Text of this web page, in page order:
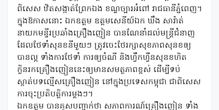
ពិសេស ឋិតសង្កាត់ព្រែកឯង ខណ្ឌច្បារអំពៅ រាជធានីភ្នំពេញ។
ក្នុងឱកាសនោះ ឯកឧត្តម ឧត្តមសេនីយ៍ឯក ឃឹង សារ៉ាត់
នាយកមន្ទីរប្រឆាំងគ្រឿងញៀន បានណែនាំដល់មន្រ្តីជំនាញ
ដែលថែទាំសុនខនីមួយៗ ត្រូវចេះថែរក្សាសុខភាពសុនខឲ្យ
បានល្អ ទាំងការថែទាំ ការឲ្យចំណី និងហ្វឹកហ្វឺនសុនខហិត
ក្លិនរកគ្រឿងញៀននេះឲ្យមានសមត្ថភាពខ្ពស់ ដើម្បីទប់
ស្កាត់បទល្មើសគ្រឿងញៀន នៅក្នុងប្រទេសកម្ពុជា ជាពិសេស
ការចុះប្រតិបត្តិការម្ដងៗ។
ឯកឧត្តម បានគូសបញ្ជាក់ថា សភាពការណ៍គ្រឿងញៀន ទាំង